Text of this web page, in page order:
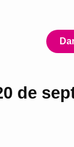
de